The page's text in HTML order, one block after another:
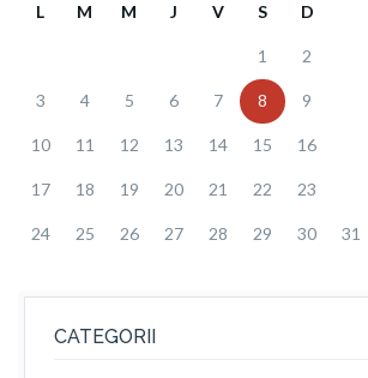
L M M J V S D
1 2
3 4 5 6 7 8 9
10 11 12 13 14 15 16
17 18 19 20 21 22 23
24 25 26 27 28 29 30 31
CATEGORII